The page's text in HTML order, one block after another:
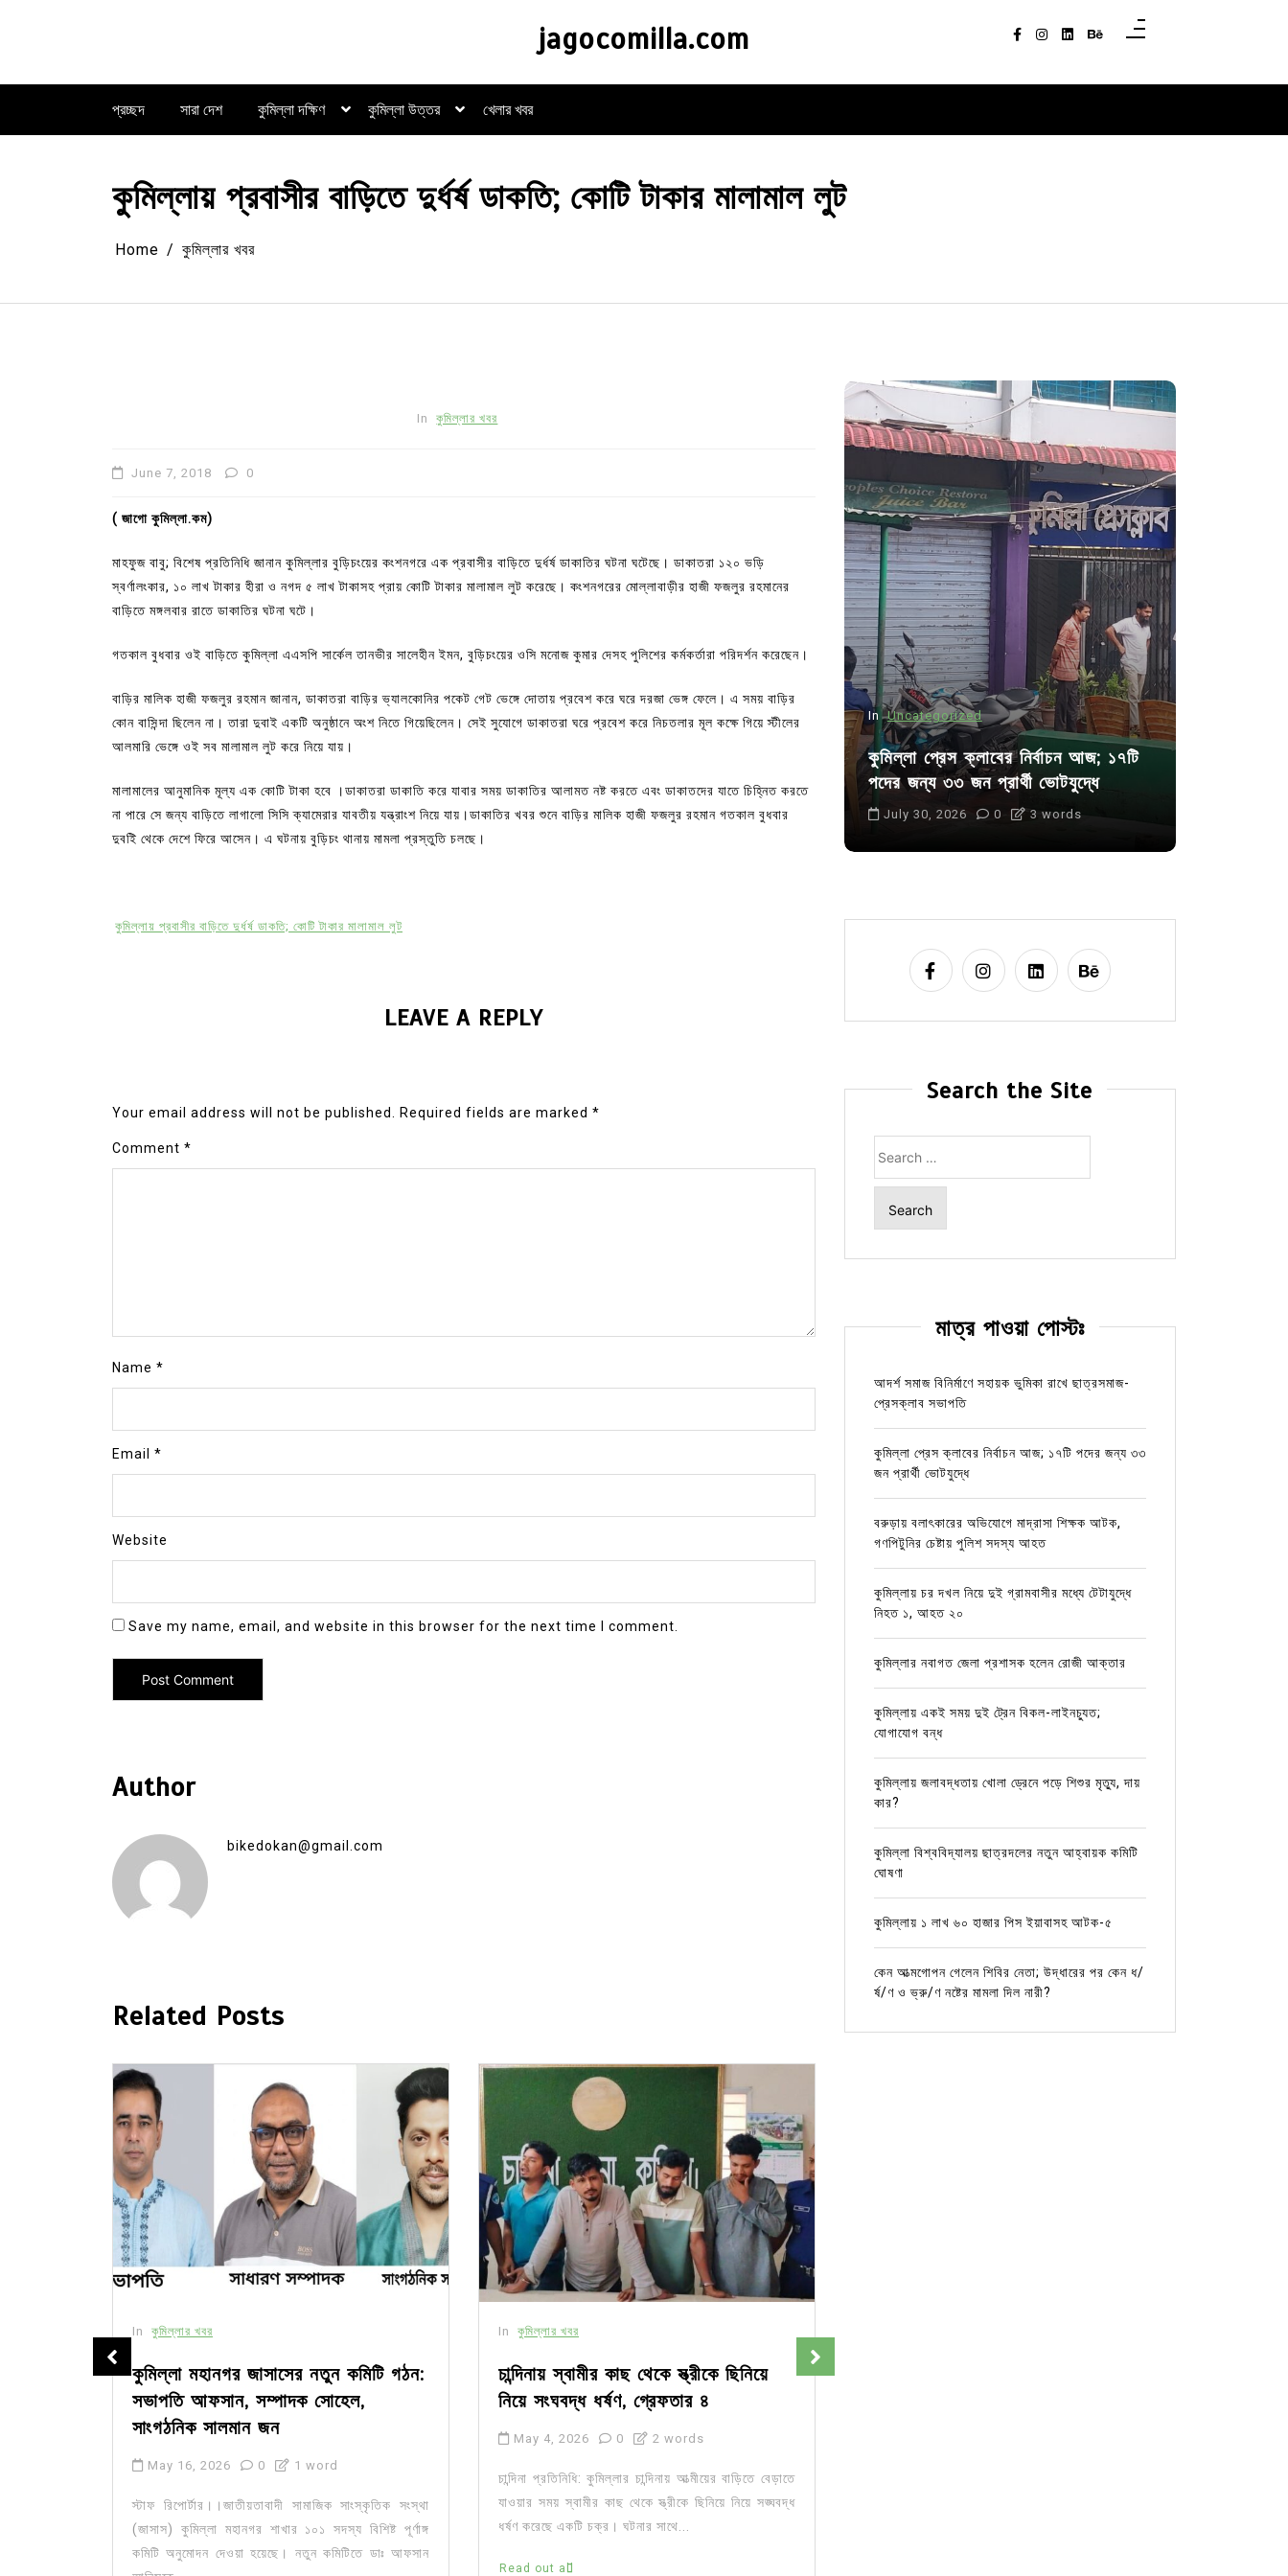
jagocomilla.com
প্রচ্ছদ সারা দেশ কুমিল্লা দক্ষিণ কুমিল্লা উত্তর খেলার খবর
কুমিল্লায় প্রবাসীর বাড়িতে দুর্ধর্ষ ডাকতি; কোটি টাকার মালামাল লুট
Home কুমিল্লার খবর
In কুমিল্লার খবর
June 7, 2018 0
( জাগো কুমিল্লা.কম)
মাহফুজ বাবু; বিশেষ প্রতিনিধি জানান কুমিল্লার বুড়িচংয়ের কংশনগরে এক প্রবাসীর বাড়িতে দুর্ধর্ষ ডাকাতির ঘটনা ঘটেছে। ডাকাতরা ১২০ ভড়ি
স্বর্ণালংকার, ১০ লাখ টাকার হীরা ও নগদ ৫ লাখ টাকাসহ প্রায় কোটি টাকার মালামাল লুট করেছে। কংশনগরের মোল্লাবাড়ীর হাজী ফজলুর রহমানের
বাড়িতে মঙ্গলবার রাতে ডাকাতির ঘটনা ঘটে।
গতকাল বুধবার ওই বাড়িতে কুমিল্লা এএসপি সার্কেল তানভীর সালেহীন ইমন, বুড়িচংয়ের ওসি মনোজ কুমার দেসহ পুলিশের কর্মকর্তারা পরিদর্শন করেছেন।
বাড়ির মালিক হাজী ফজলুর রহমান জানান, ডাকাতরা বাড়ির ভ্যালকোনির পকেট গেট ভেঙ্গে দোতায় প্রবেশ করে ঘরে দরজা ভেঙ্গ ফেলে। এ সময় বাড়ির
কোন বাসিন্দা ছিলেন না। তারা দুবাই একটি অনুষ্ঠানে অংশ নিতে গিয়েছিলেন। সেই সুযোগে ডাকাতরা ঘরে প্রবেশ করে নিচতলার মূল কক্ষে গিয়ে স্টীলের
আলমারি ভেঙ্গে ওই সব মালামাল লুট করে নিয়ে যায়।
মালামালের আনুমানিক মূল্য এক কোটি টাকা হবে ।ডাকাতরা ডাকাতি করে যাবার সময় ডাকাতির আলামত নষ্ট করতে এবং ডাকাতদের যাতে চিহ্নিত করতে
না পারে সে জন্য বাড়িতে লাগালো সিসি ক্যামেরার যাবতীয় যন্ত্রাংশ নিয়ে যায়।ডাকাতির খবর শুনে বাড়ির মালিক হাজী ফজলুর রহমান গতকাল বুধবার
দুবইি থেকে দেশে ফিরে আসেন। এ ঘটনায় বুড়িচং থানায় মামলা প্রস্তুতি চলছে।
কুমিল্লায় প্রবাসীর বাড়িতে দুর্ধর্ষ ডাকতি; কোটি টাকার মালামাল লুট
LEAVE A REPLY
Your email address will not be published. Required fields are marked *
Comment *
Name *
Email *
Website
Save my name, email, and website in this browser for the next time I comment.
Author
bikedokan@gmail.com
Related Posts
In কুমিল্লার খবর
কুমিল্লা মহানগর জাসাসের নতুন কমিটি গঠন:
সভাপতি আফসান, সম্পাদক সোহেল,
সাংগঠনিক সালমান জন
May 16, 2026 0 1 word
স্টাফ রিপোর্টার।।জাতীয়তাবাদী সামাজিক সাংস্কৃতিক সংস্থা
(জাসাস) কুমিল্লা মহানগর শাখার ১০১ সদস্য বিশিষ্ট পূর্ণাঙ্গ
কমিটি অনুমোদন দেওয়া হয়েছে। নতুন কমিটিতে ডাঃ আফসান
In কুমিল্লার খবর
চান্দিনায় স্বামীর কাছ থেকে স্ত্রীকে ছিনিয়ে
নিয়ে সংঘবদ্ধ ধর্ষণ, গ্রেফতার ৪
May 4, 2026 0 2 words
চান্দিনা প্রতিনিধি: কুমিল্লার চান্দিনায় আত্মীয়ের বাড়িতে বেড়াতে
যাওয়ার সময় স্বামীর কাছ থেকে স্ত্রীকে ছিনিয়ে নিয়ে সঙ্ঘবদ্ধ
ধর্ষণ করেছে একটি চক্র। ঘটনার সাথে...
Read out all
In Uncategorized
কুমিল্লা প্রেস ক্লাবের নির্বাচন আজ; ১৭টি
পদের জন্য ৩৩ জন প্রার্থী ভোটযুদ্ধে
July 30, 2026 0 3 words
In Uncategorized
ছাত্রসমাজ- প্রেসক্লাব সভাপতি
August 6, 2026 0
In Uncategorized
কুমিল্লা প্রেস ক্লাবের নির্বাচন আজ; ১৭টি
পদের জন্য ৩৩ জন প্রার্থী ভোটযুদ্ধে
July 30, 2026 0 3 words
Search the Site
for:
মাত্র পাওয়া পোস্টঃ
আদর্শ সমাজ বিনির্মাণে সহায়ক ভুমিকা রাখে ছাত্রসমাজ-
প্রেসক্লাব সভাপতি
কুমিল্লা প্রেস ক্লাবের নির্বাচন আজ; ১৭টি পদের জন্য ৩৩
জন প্রার্থী ভোটযুদ্ধে
বরুড়ায় বলাৎকারের অভিযোগে মাদ্রাসা শিক্ষক আটক,
গণপিটুনির চেষ্টায় পুলিশ সদস্য আহত
কুমিল্লায় চর দখল নিয়ে দুই গ্রামবাসীর মধ্যে টেটাযুদ্ধে
নিহত ১, আহত ২০
কুমিল্লার নবাগত জেলা প্রশাসক হলেন রোজী আক্তার
কুমিল্লায় একই সময় দুই ট্রেন বিকল-লাইনচ্যুত;
যোগাযোগ বন্ধ
কুমিল্লায় জলাবদ্ধতায় খোলা ড্রেনে পড়ে শিশুর মৃত্যু, দায়
কার?
কুমিল্লা বিশ্ববিদ্যালয় ছাত্রদলের নতুন আহ্বায়ক কমিটি
ঘোষণা
কুমিল্লায় ১ লাখ ৬০ হাজার পিস ইয়াবাসহ আটক-৫
কেন আত্মগোপন গেলেন শিবির নেতা; উদ্ধারের পর কেন ধ/
র্ষ/ণ ও ভ্রু/ণ নষ্টের মামলা দিল নারী?